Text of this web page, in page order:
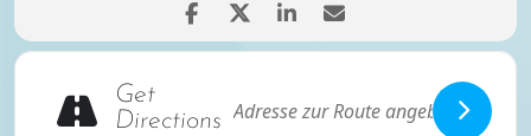
Get
Directions